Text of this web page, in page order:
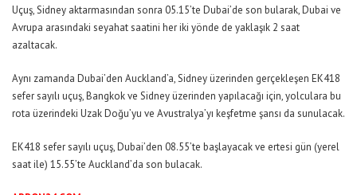
Uçuş, Sidney aktarmasından sonra 05.15’te Dubai’de son bularak, Dubai ve
Avrupa arasındaki seyahat saatini her iki yönde de yaklaşık 2 saat
azaltacak.
Aynı zamanda Dubai’den Auckland’a, Sidney üzerinden gerçekleşen EK418
sefer sayılı uçuş, Bangkok ve Sidney üzerinden yapılacağı için, yolculara bu
rota üzerindeki Uzak Doğu’yu ve Avustralya’yı keşfetme şansı da sunulacak.
EK418 sefer sayılı uçuş, Dubai’den 08.55’te başlayacak ve ertesi gün (yerel
saat ile) 15.55’te Auckland’da son bulacak.